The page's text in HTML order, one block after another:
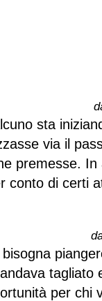
sta
via il
premesse.
conto di certi
bisogna
tagliato
per chi